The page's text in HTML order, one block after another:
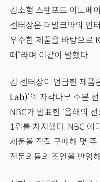
김소형 스탠포드 이노베
센터장은 더밀크와의 인
우수한 제품을 바탕으로
때”라며 이같이 말했다.
김 센터장이 언급한 제품
Lab)’의 자작나무 수분
NBC가 발표한 ‘올해의
1위를 차지했다. NBC 에
제품을 직접 구매해 몇
전문의들의 조언을 반영